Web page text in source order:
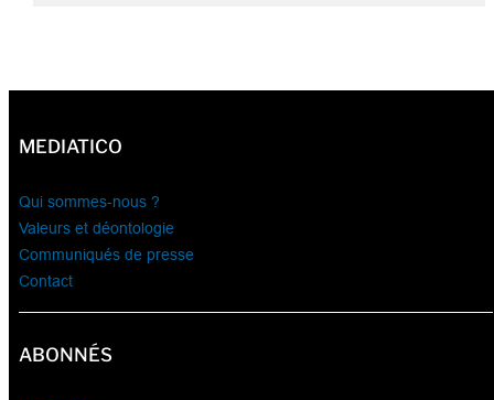
MEDIATICO
Qui sommes-nous ?
Valeurs et déontologie
Communiqués de presse
Contact
ABONNÉS